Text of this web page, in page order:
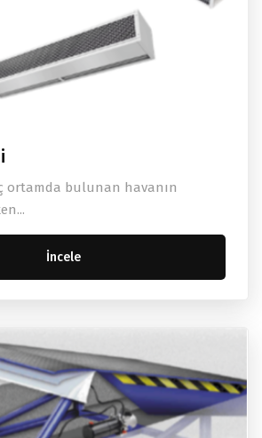
ortamda bulunan havanın
İncele